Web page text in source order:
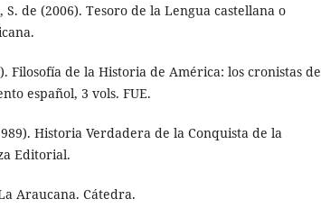
de (2006). Tesoro de la Lengua castellana o
Filosofía de la Historia de América: los cronistas de
español, 3 vols. FUE.
Historia Verdadera de la Conquista de la
Editorial.
Araucana. Cátedra.